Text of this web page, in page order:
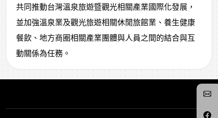
共同推動台灣溫泉旅遊暨觀光相關產業國際化發展，
並加強溫泉業及觀光旅遊相關休閒旅館業、養生健康
餐飲、地方商圈相關產業團體與人員之間的結合與互
動關係為任務。